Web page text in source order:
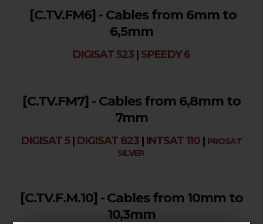
[C.TV.FM6] - Cables from 6mm to
6,5mm
DIGISAT 523 | SPEEDY 6
[C.TV.FM7] - Cables from 6,8mm to
7mm
DIGISAT 5 | DIGISAT 823 | INTSAT 110 | PROSAT
SILVER
[C.TV.F.M.10] - Cables from 10mm to
10,3mm